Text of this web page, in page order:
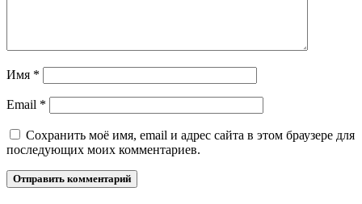
Имя *
Email *
Сохранить моё имя, email и адрес сайта в этом браузере для
последующих моих комментариев.